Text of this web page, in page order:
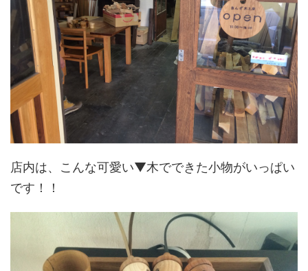
店内は、こんな可愛い▼木でできた小物がいっぱい
です！！